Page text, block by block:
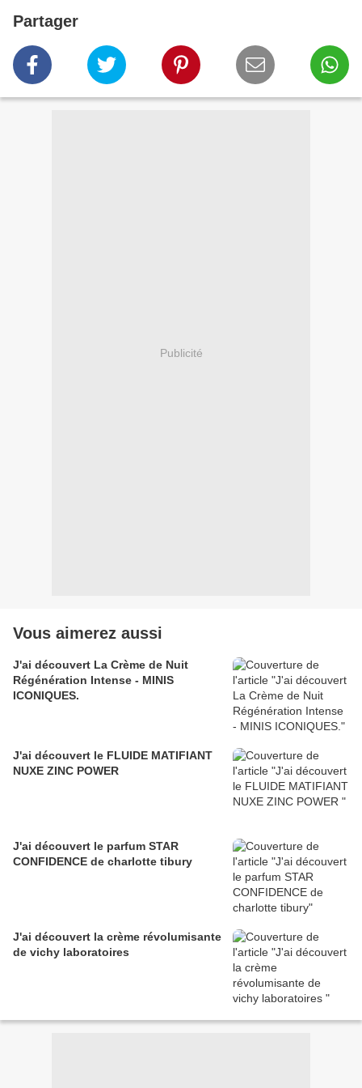
Partager
Publicité
Vous aimerez aussi
J'ai découvert La Crème de Nuit
Régénération Intense - MINIS
ICONIQUES.
J'ai découvert le FLUIDE MATIFIANT
NUXE ZINC POWER
J'ai découvert le parfum STAR
CONFIDENCE de charlotte tibury
J'ai découvert la crème révolumisante
de vichy laboratoires